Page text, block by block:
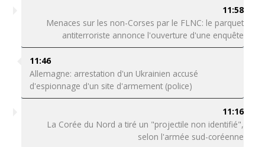
11:58
Menaces sur les non-Corses par le FLNC: le parquet
antiterroriste annonce l'ouverture d'une enquête
11:46
Allemagne: arrestation d'un Ukrainien accusé
d'espionnage d'un site d'armement (police)
11:16
La Corée du Nord a tiré un "projectile non identifié",
selon l'armée sud-coréenne